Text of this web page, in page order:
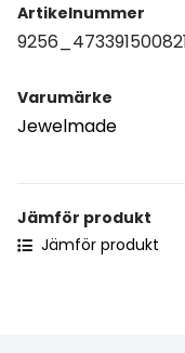
Artikelnummer
Varumärke
Jewelmade
Jämför produkt
Jämför produkt